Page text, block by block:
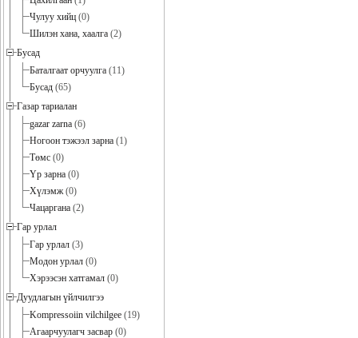
Чулуу хийц (0)
Шилэн хана, хаалга (2)
Бусад
Баталгаат орчуулга (11)
Бусад (65)
Газар тариалан
gazar zarna (6)
Ногоон тэжээл зарна (1)
Төмс (0)
Үр зарна (0)
Хүлэмж(0)
Чацаргана (2)
Гар урлал
Гар урлал (3)
Модон урлал (0)
Хэрээсэн хатгамал (0)
Дуудлагын үйлчилгээ
Kompressoiin vilchilgee (19)
Агаарчуулагч засвар (0)